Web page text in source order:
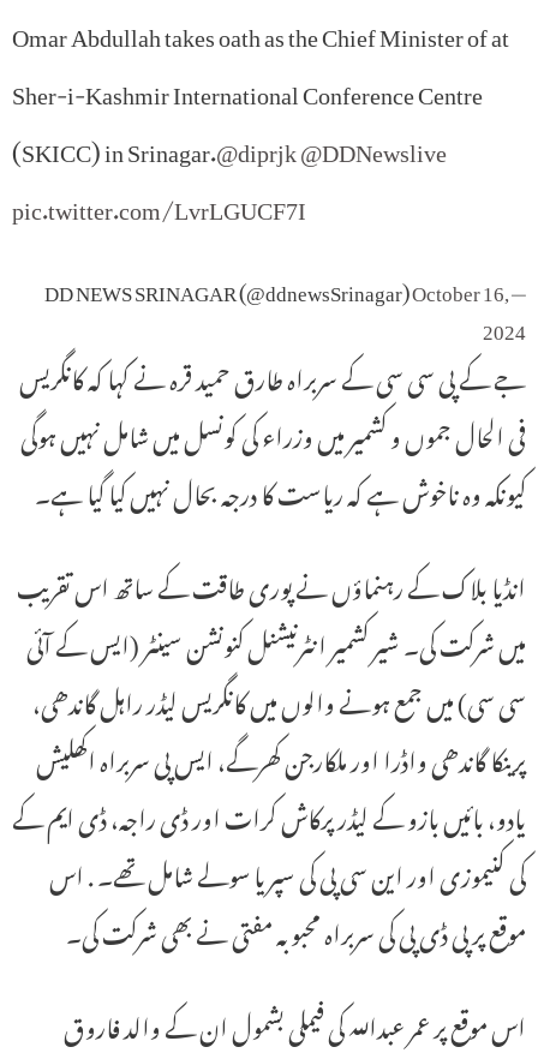
Omar Abdullah takes oath as the Chief Minister of at
Sher-i-Kashmir International Conference Centre
(SKICC) in Srinagar.@diprjk@DDNewslive
pic.twitter.com/LvrLGUCF7I
— DD NEWS SRINAGAR (@ddnewsSrinagar)
October 16,
2024
جے کے پی سی سی کے سربراہ طارق حمید قرہ نے کہا کہ کانگریس
فی الحال جموں و کشمیر میں وزراء کی کونسل میں شامل نہیں ہوگی
کیونکہ وہ ناخوش ہے کہ ریاست کا درجہ بحال نہیں کیا گیا ہے۔
انڈیا بلاک کے رہنماؤں نے پوری طاقت کے ساتھ اس تقریب
میں شرکت کی۔ شیر کشمیر انٹرنیشنل کنونشن سینٹر (ایس کے آئی
سی سی) میں جمع ہونے والوں میں کانگریس لیڈر راہل گاندھی،
پرینکا گاندھی واڈرا اور ملکارجن کھرگے، ایس پی سربراہ اکھلیش
یادو، بائیں بازو کے لیڈر پرکاش کرات اور ڈی راجہ، ڈی ایم کے
کی کنیموزی اور این سی پی کی سپریا سولے شامل تھے۔ . اس
موقع پر پی ڈی پی کی سربراہ محبوبہ مفتی نے بھی شرکت کی۔
اس موقع پر عمر عبداللہ کی فیملی بشمول ان کے والد فاروق